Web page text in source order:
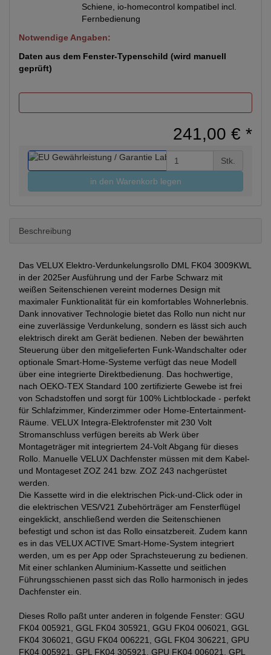
Schiene, io-homecontrol kompatibel incl.
Fernbedienung
Notwendige Angaben:
Daten aus dem Fenster-Typenschild (wird manuell
geprüft)
241,00 € *
Stk.
in den Warenkorb legen
Beschreibung
Das VELUX Elektro-Verdunkelungsrollo DML FK04 3009KWL
in der 2025er Ausführung und der Farbe Schwarz mit
weißen Seitenschienen vereint modernes Design mit
maximaler Funktionalität für ein komfortables Wohnerlebnis.
Dank innovativer Technologie bietet das Rollo nun nicht nur
eine zuverlässige Verdunkelung, sondern es lässt sich auch
elektrisch direkt am Gerät bedienen. Neben der bewährten
Steuerung über den mitgelieferten Funk-Wandschalter oder
optionale Smart-Home-Systeme verfügt das neue Modell
über eine integrierte Direktbedienung. Das hochwertige,
nach OEKO-TEX Standard 100 zertifizierte Gewebe ist frei
von Schadstoffen und sorgt für 100% Lichtblockade - perfekt
für Schlafzimmer, Kinderzimmer oder Home-Entertainment-
Räume. VELUX Integra-Elektrofenster mit 230 Volt
Stromanschluss verfügen bereits ab Werk über
Montageträger mit integriertem 24-Volt Abgang für dieses
Rollo. Manuelle VELUX Dachfenster müssen mit dem Kabel-
und Montageset ZOZ 241 bzw. ZOZ 243 nachgerüstet
werden.
Die Kassette wird in die elektrischen Pick-und-Click oder in
die elektrischen VES/V21 Zubehörträger am Fensterflügel
eingeklickt, anschließend werden die Seitenschienen
befestigt und schon ist das Rollo einsatzbereit. Zudem kann
es in das VELUX ACTIVE Smart-Home-System integriert
werden, um es per App oder Sprachsteuerung zu bedienen.
Mit einer schlanken Aluminium-Kassette und seitlichen
Führungsschienen passt sich das Rollo harmonisch in jedes
Dachfenster ein.
Dieses Rollo paßt unter anderen in folgende Fenster: GGU
FK04 005921, GGL FK04 305921, GGU FK04 006021, GGL
FK04 306021, GGU FK04 006221, GGL FK04 306221, GPU
FK04 005921, GPL FK04 305921, GPU FK04 006021, GPL